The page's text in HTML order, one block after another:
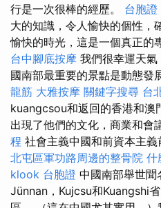
行是一次很棒的經歷。 台胞證
大的知識，令人愉快的個性，
愉快的時光，這是一個真正的
台中腳底按摩 我們很幸運天
國南部最重要的景點是動態發
龍筋 大雅按摩 關鍵字搜尋 台
kuangcsou和返回的香港和澳
出現了他們的文化，商業和會
程 社會主義中國和前資本主義
北屯區軍功路周邊的整骨院 什
klook 台胞證 中國南部舉世聞
Jünnan，Kujcsu和Kuangshi